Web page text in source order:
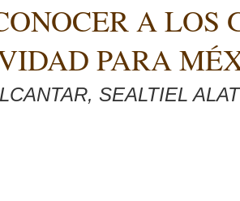
A LOS
PARA
SEALTIEL